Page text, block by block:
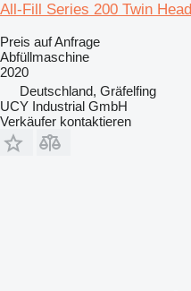
All-Fill Series 200 Twin Head
Preis auf Anfrage
Abfüllmaschine
2020
Deutschland, Gräfelfing
UCY Industrial GmbH
Verkäufer kontaktieren